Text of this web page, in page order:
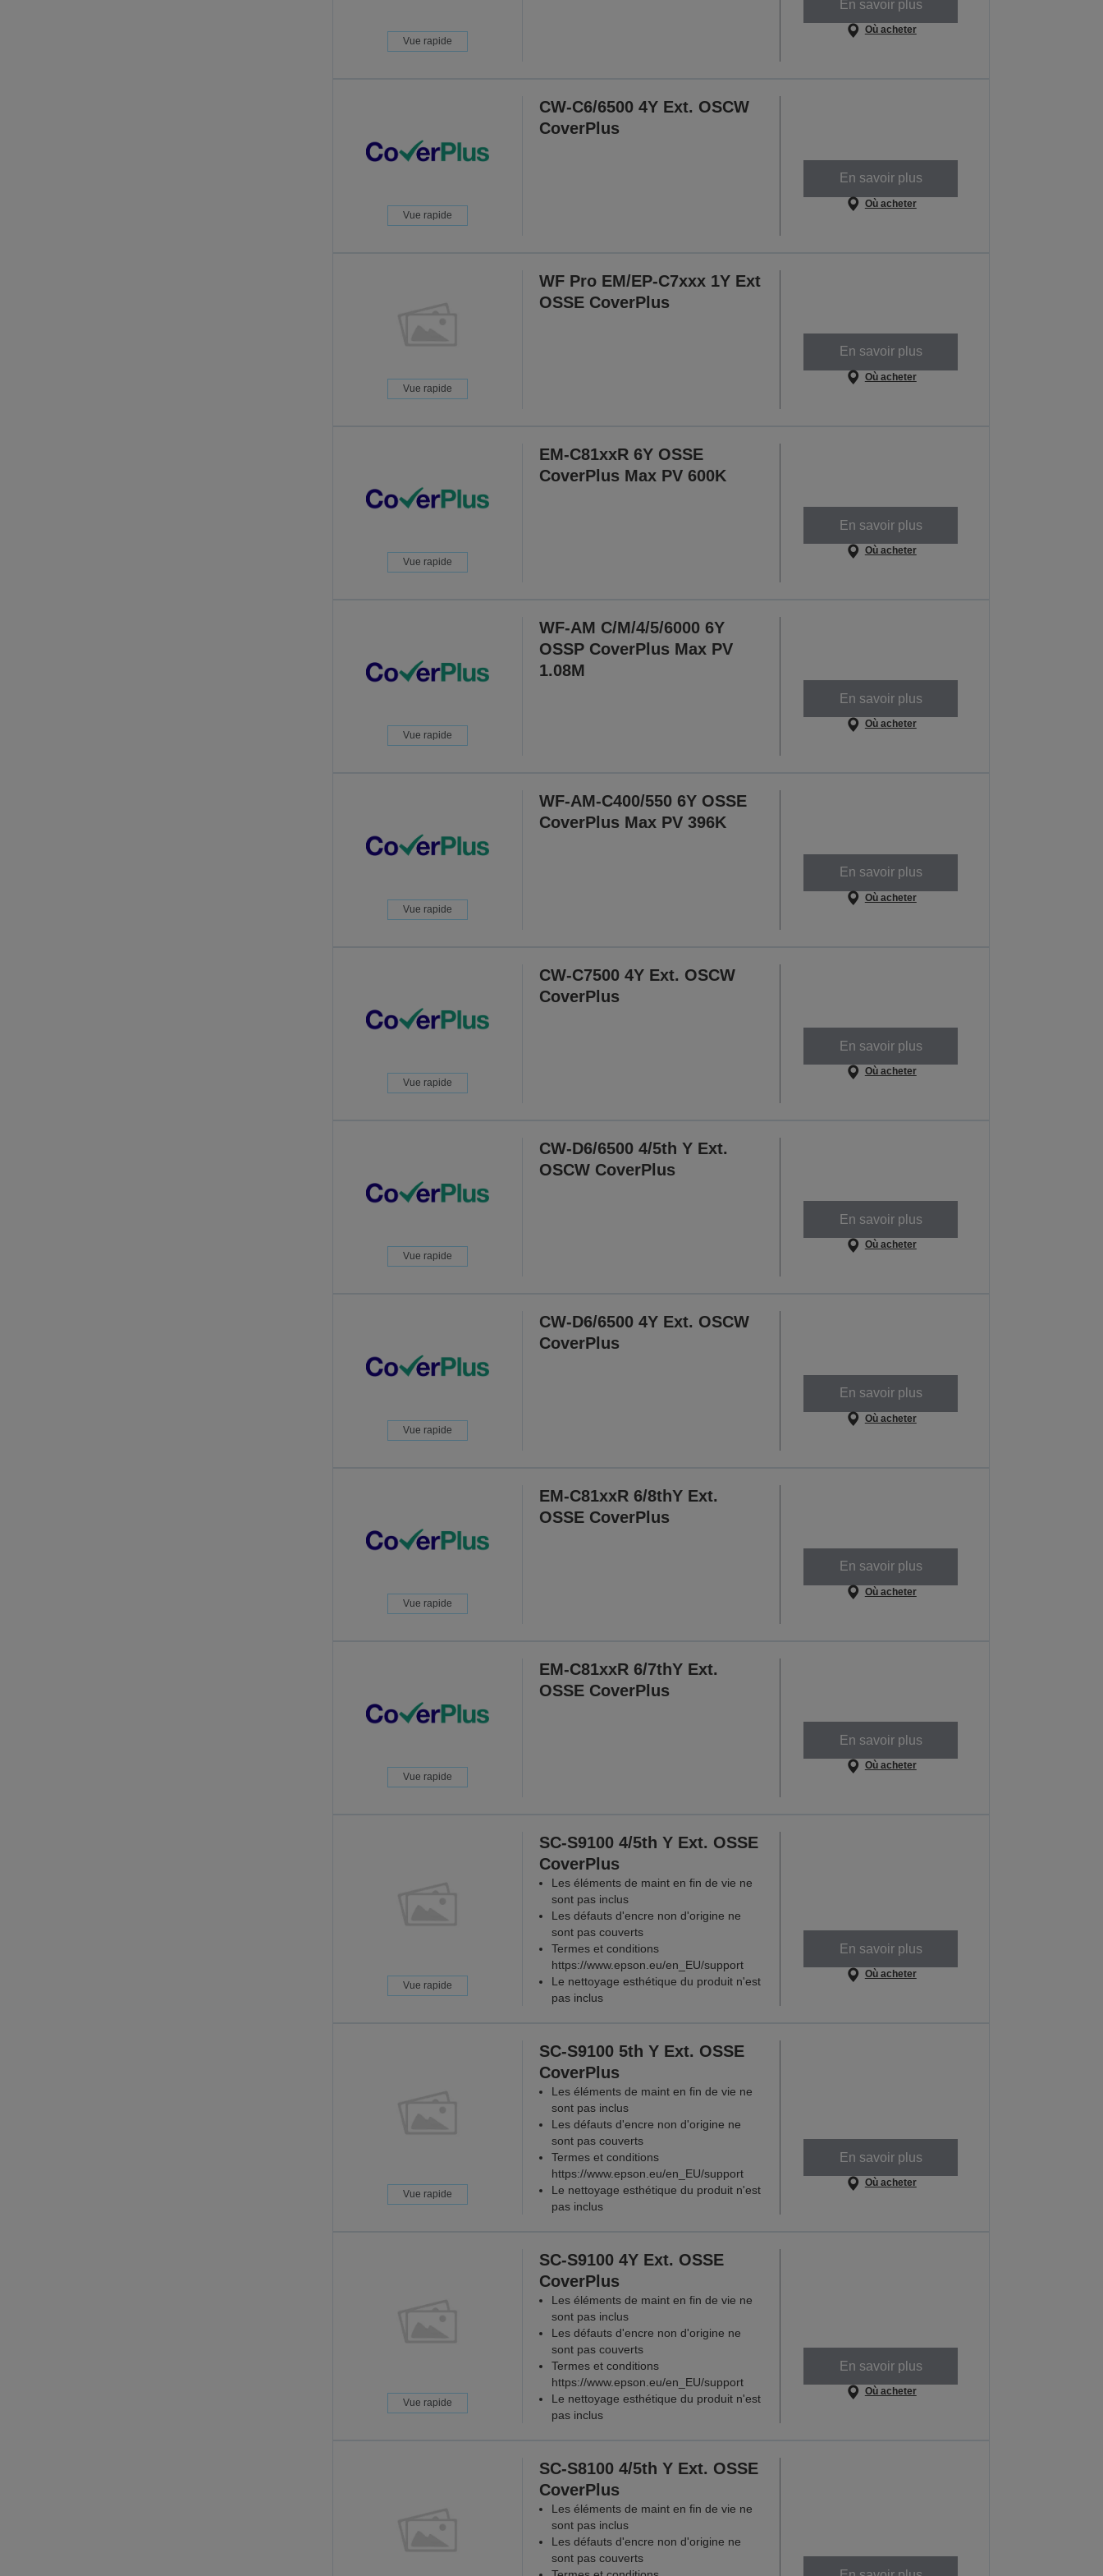
Vue rapide
En savoir plus
Où acheter
Vue rapide
CW-C6/6500 4Y Ext. OSCW
CoverPlus
En savoir plus
Où acheter
Vue rapide
WF Pro EM/EP-C7xxx 1Y Ext
OSSE CoverPlus
En savoir plus
Où acheter
Vue rapide
EM-C81xxR 6Y OSSE
CoverPlus Max PV 600K
En savoir plus
Où acheter
Vue rapide
WF-AM C/M/4/5/6000 6Y
OSSP CoverPlus Max PV
1.08M
En savoir plus
Où acheter
Vue rapide
WF-AM-C400/550 6Y OSSE
CoverPlus Max PV 396K
En savoir plus
Où acheter
Vue rapide
CW-C7500 4Y Ext. OSCW
CoverPlus
En savoir plus
Où acheter
Vue rapide
CW-D6/6500 4/5th Y Ext.
OSCW CoverPlus
En savoir plus
Où acheter
Vue rapide
CW-D6/6500 4Y Ext. OSCW
CoverPlus
En savoir plus
Où acheter
Vue rapide
EM-C81xxR 6/8thY Ext.
OSSE CoverPlus
En savoir plus
Où acheter
Vue rapide
EM-C81xxR 6/7thY Ext.
OSSE CoverPlus
En savoir plus
Où acheter
Vue rapide
SC-S9100 4/5th Y Ext. OSSE
CoverPlus
Les éléments de maint en fin de vie ne
sont pas inclus
Les défauts d'encre non d'origine ne
sont pas couverts
Termes et conditions
https://www.epson.eu/en_EU/support
Le nettoyage esthétique du produit n'est
pas inclus
En savoir plus
Où acheter
Vue rapide
SC-S9100 5th Y Ext. OSSE
CoverPlus
Les éléments de maint en fin de vie ne
sont pas inclus
Les défauts d'encre non d'origine ne
sont pas couverts
Termes et conditions
https://www.epson.eu/en_EU/support
Le nettoyage esthétique du produit n'est
pas inclus
En savoir plus
Où acheter
Vue rapide
SC-S9100 4Y Ext. OSSE
CoverPlus
Les éléments de maint en fin de vie ne
sont pas inclus
Les défauts d'encre non d'origine ne
sont pas couverts
Termes et conditions
https://www.epson.eu/en_EU/support
Le nettoyage esthétique du produit n'est
pas inclus
En savoir plus
Où acheter
SC-S8100 4/5th Y Ext. OSSE
CoverPlus
Les éléments de maint en fin de vie ne
sont pas inclus
Les défauts d'encre non d'origine ne
sont pas couverts